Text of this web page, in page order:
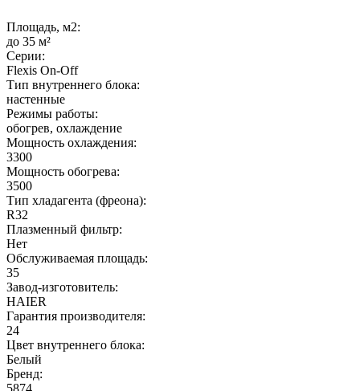
Площадь, м2:
до 35 м²
Серии:
Flexis On-Off
Тип внутреннего блока:
настенные
Режимы работы:
обогрев, охлаждение
Мощность охлаждения:
3300
Мощность обогрева:
3500
Тип хладагента (фреона):
R32
Плазменный фильтр:
Нет
Обслуживаемая площадь:
35
Завод-изготовитель:
HAIER
Гарантия производителя:
24
Цвет внутреннего блока:
Белый
Бренд:
5874